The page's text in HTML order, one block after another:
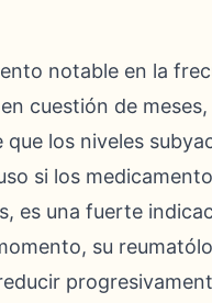
notable en la
cuestión de
que los niveles
si los
es una fuerte
su